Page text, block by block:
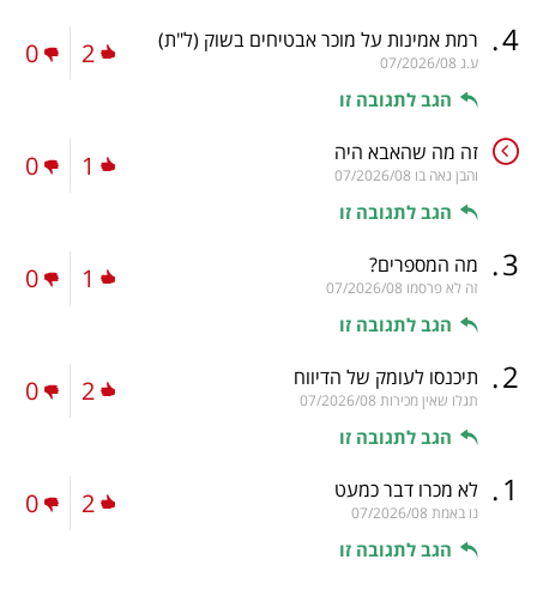
4
. רמת אמינות על מוכר אבטיחים בשוק (ל"ת)
ע.ג 07/2026/08
הגב לתגובה זו
2
0
זה מה שהאבא היה
והבן גאה בו 07/2026/08
הגב לתגובה זו
1
0
3
. מה המספרים?
זה לא פרסמו 07/2026/08
הגב לתגובה זו
1
0
2
. תיכנסו לעומק של הדיווח
תגלו שאין מכירות 07/2026/08
הגב לתגובה זו
2
0
1
. לא מכרו דבר כמעט
נו באמת 07/2026/08
הגב לתגובה זו
2
0